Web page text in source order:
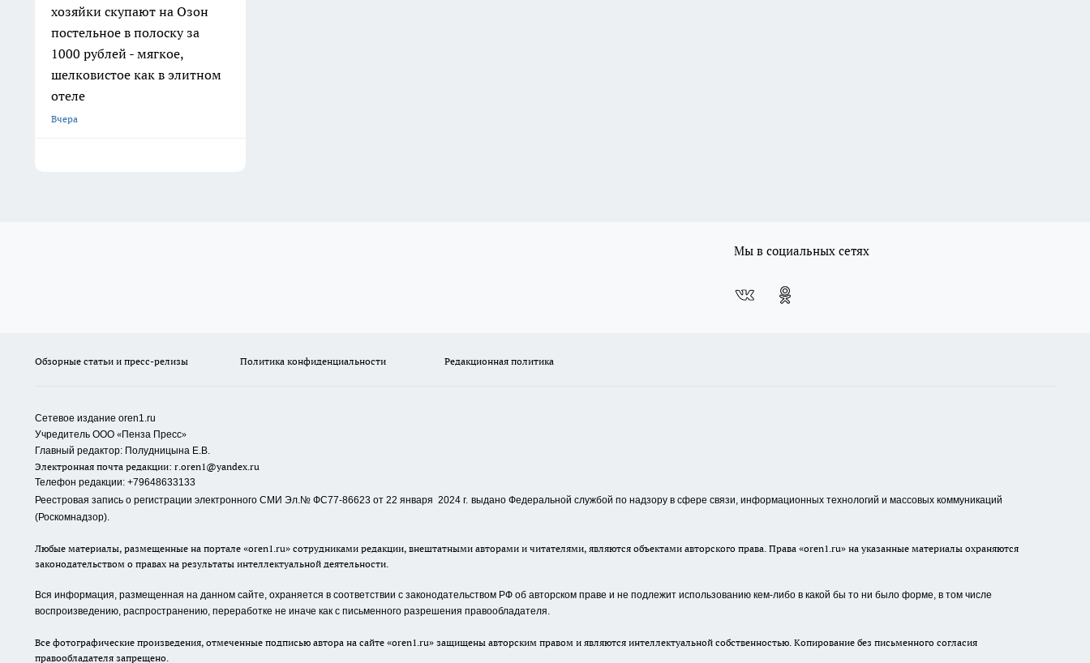
хозяйки скупают на Озон
постельное в полоску за
1000 рублей - мягкое,
шелковистое как в элитном
отеле
Вчера
Мы в социальных сетях
Обзорные статьи и пресс-релизы Политика конфиденциальности Редакционная политика
Сетевое издание oren1.ru
Учредитель ООО «Пенза Пресс»
Главный редактор: Полудницына Е.В.
Электронная почта редакции: r.oren1@yandex.ru
Телефон редакции: +79648633133
Реестровая запись о регистрации электронного СМИ Эл.№ ФС77-86623 от 22 января 2024 г. выдано Федеральной службой по надзору в сфере связи, информационных технологий и массовых коммуникаций
(Роскомнадзор).
Любые материалы, размещенные на портале «oren1.ru» сотрудниками редакции, внештатными авторами и читателями, являются объектами авторского права. Права «oren1.ru» на указанные материалы охраняются
законодательством о правах на результаты интеллектуальной деятельности.
Вся информация, размещенная на данном сайте, охраняется в соответствии с законодательством РФ об авторском праве и не подлежит использованию кем-либо в какой бы то ни было форме, в том числе
воспроизведению, распространению, переработке не иначе как с письменного разрешения правообладателя.
Все фотографические произведения, отмеченные подписью автора на сайте «oren1.ru» защищены авторским правом и являются интеллектуальной собственностью. Копирование без письменного согласия
правообладателя запрещено.